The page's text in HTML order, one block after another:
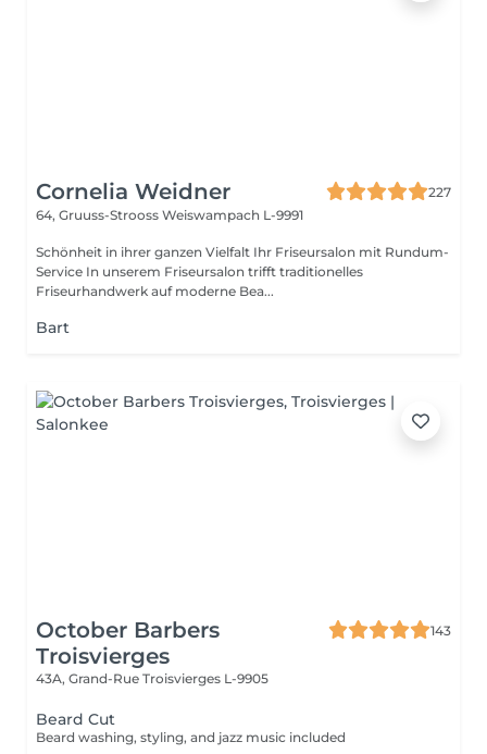
Cornelia Weidner
227
64, Gruuss-Strooss Weiswampach L-9991
Schönheit in ihrer ganzen Vielfalt Ihr Friseursalon mit Rundum-
Service In unserem Friseursalon trifft traditionelles
Friseurhandwerk auf moderne Bea...
Bart
October Barbers
Troisvierges
143
43A, Grand-Rue Troisvierges L-9905
Beard Cut
Beard washing, styling, and jazz music included